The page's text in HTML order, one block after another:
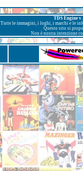
TDS Engine
Tutte le immagini, i loghi, i marchi e le
Questo sito si
Non è nostra intenzione